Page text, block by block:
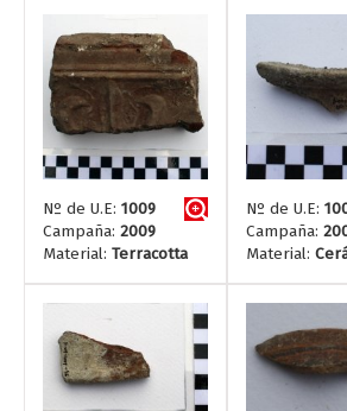
Nº de U.E: 1009
Campaña: 2009
Material: Terracotta
Nº de U.E:
Campaña:
Material: